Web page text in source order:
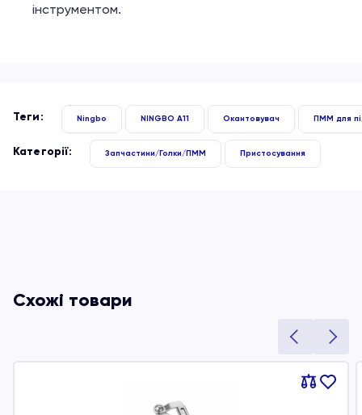
інструментом.
Теги: Ningbo NINGBO A11 Окантовувач ПММ для
Категорії: Запчастини/Голки/ПММ Пристосування
Схожі товари
Порівняти
В